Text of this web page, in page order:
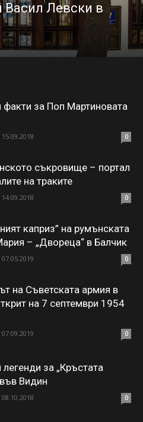
Левски в
факти за Поп Мартиновата
15.09.2018 0
съкровище – портал
на траките
14.09.2018 0
каприз” на румънската
– „Двореца“ в Балчик
07.05.2019 0
на Съветската армия в
на 7 септември 1954
07.09.2019 0
за „Кръстата
Видин
08.10.2018 0